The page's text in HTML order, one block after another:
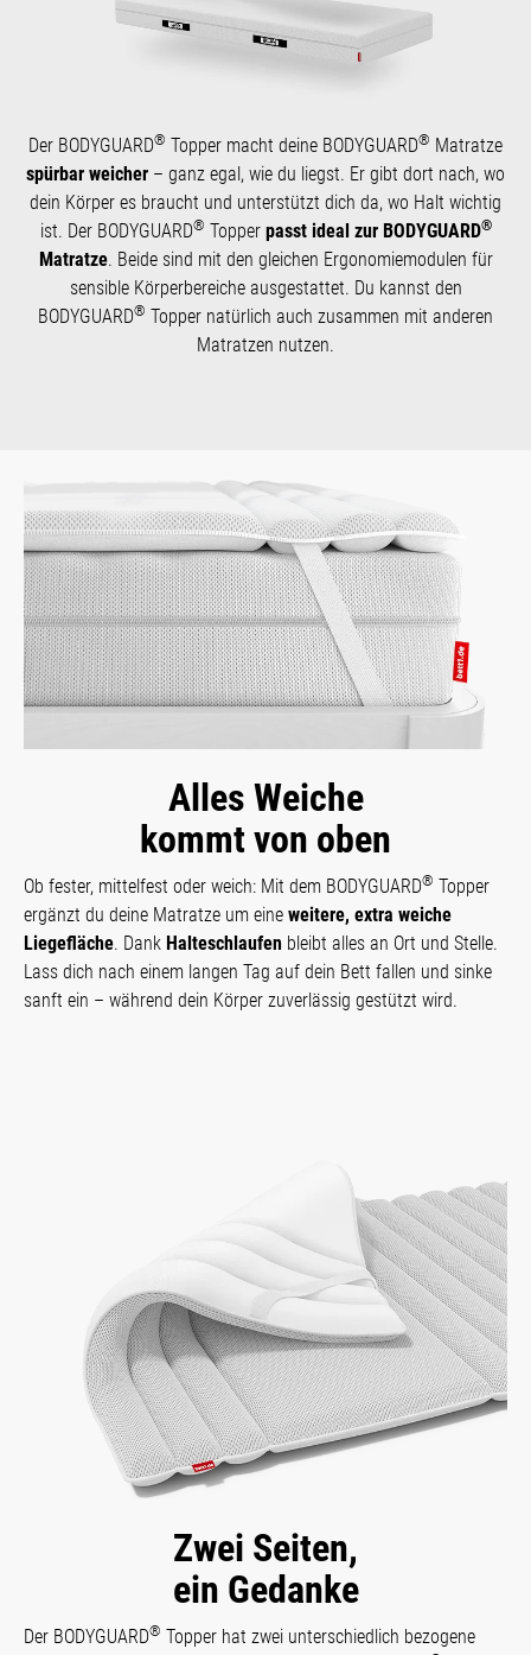
Der BODYGUARD® Topper macht deine BODYGUARD® Matratze
spürbar weicher – ganz egal, wie du liegst. Er gibt dort nach, wo
dein Körper es braucht und unterstützt dich da, wo Halt wichtig
ist. Der BODYGUARD® Topper passt ideal zur BODYGUARD®
Matratze. Beide sind mit den gleichen Ergonomiemodulen für
sensible Körperbereiche ausgestattet. Du kannst den
BODYGUARD® Topper natürlich auch zusammen mit anderen
Matratzen nutzen.
Alles Weiche
kommt von oben
Ob fester, mittelfest oder weich: Mit dem BODYGUARD® Topper
ergänzt du deine Matratze um eine weitere, extra weiche
Liegefläche. Dank Halteschlaufen bleibt alles an Ort und Stelle.
Lass dich nach einem langen Tag auf dein Bett fallen und sinke
sanft ein – während dein Körper zuverlässig gestützt wird.
Zwei Seiten,
ein Gedanke
Der BODYGUARD® Topper hat zwei unterschiedlich bezogene